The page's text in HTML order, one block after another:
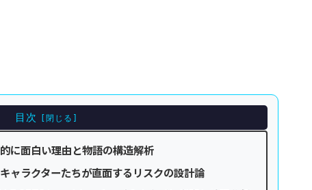
目次
に面白い理由と物語の構造解析
ャラクターたちが直面するリスクの設計論